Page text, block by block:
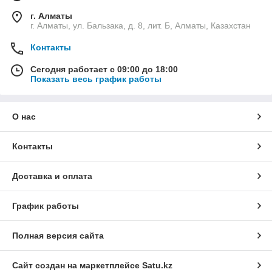
г. Алматы
г. Алматы, ул. Бальзака, д. 8, лит. Б, Алматы, Казахстан
Контакты
Сегодня работает с 09:00 до 18:00
Показать весь график работы
О нас
Контакты
Доставка и оплата
График работы
Полная версия сайта
Сайт создан на маркетплейсе Satu.kz